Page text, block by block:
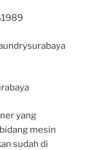
yang
mesin
sudah di